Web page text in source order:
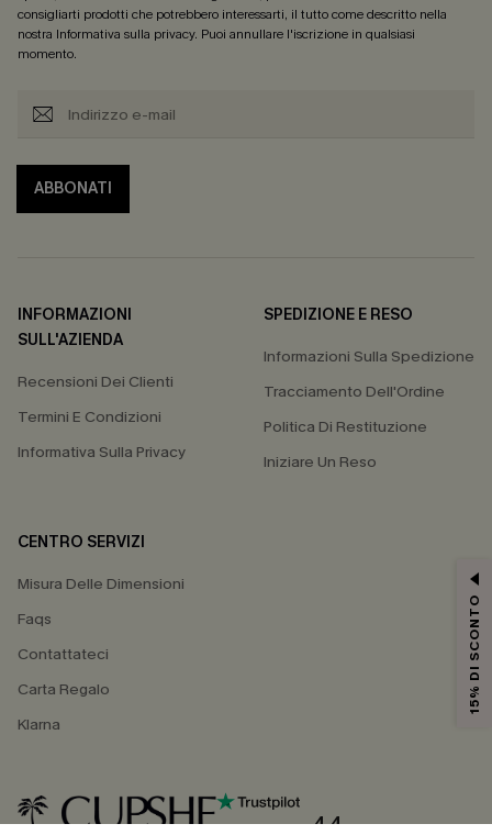
consigliarti prodotti che potrebbero interessarti, il tutto come descritto nella
nostra Informativa sulla privacy. Puoi annullare l'iscrizione in qualsiasi
momento.
ABBONATI
INFORMAZIONI
SULL'AZIENDA
Recensioni Dei Clienti
Termini E Condizioni
Informativa Sulla Privacy
SPEDIZIONE E RESO
Informazioni Sulla Spedizione
Tracciamento Dell'Ordine
Politica Di Restituzione
Iniziare Un Reso
CENTRO SERVIZI
Misura Delle Dimensioni
Faqs
Contattateci
Carta Regalo
Klarna
4.4
15% DI SCONTO